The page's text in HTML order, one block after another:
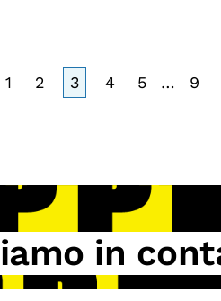
1 2 3 4 5 … 9
in